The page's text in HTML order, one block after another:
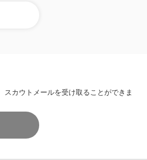
カウトメールを受け取ることができま